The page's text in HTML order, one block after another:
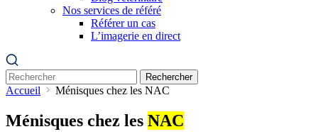
Nos services de référé
Référer un cas
L’imagerie en direct
Rechercher
Accueil Ménisques chez les NAC
Ménisques chez les NAC